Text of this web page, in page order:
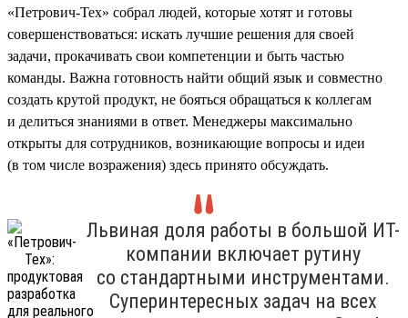
«Петрович-Тех» собрал людей, которые хотят и готовы
совершенствоваться: искать лучшие решения для своей
задачи, прокачивать свои компетенции и быть частью
команды. Важна готовность найти общий язык и совместно
создать крутой продукт, не бояться обращаться к коллегам
и делиться знаниями в ответ. Менеджеры максимально
открыты для сотрудников, возникающие вопросы и идеи
(в том числе возражения) здесь принято обсуждать.
Львиная доля работы в большой ИТ-
компании включает рутину
со стандартными инструментами.
Суперинтересных задач на всех